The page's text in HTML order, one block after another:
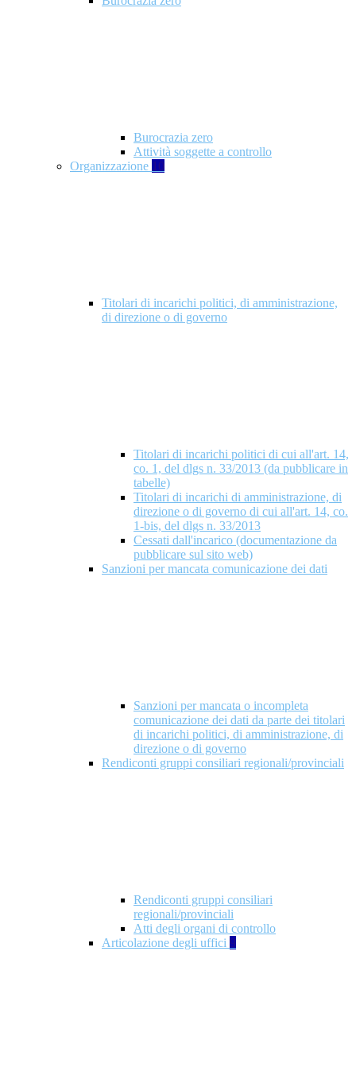
Burocrazia zero
Attività soggette a controllo
Organizzazione 10
Titolari di incarichi politici, di amministrazione,
di direzione o di governo
Titolari di incarichi politici di cui all'art. 14,
co. 1, del dlgs n. 33/2013 (da pubblicare in
tabelle)
Titolari di incarichi di amministrazione, di
direzione o di governo di cui all'art. 14, co.
1-bis, del dlgs n. 33/2013
Cessati dall'incarico (documentazione da
pubblicare sul sito web)
Sanzioni per mancata comunicazione dei dati
Sanzioni per mancata o incompleta
comunicazione dei dati da parte dei titolari
di incarichi politici, di amministrazione, di
direzione o di governo
Rendiconti gruppi consiliari regionali/provinciali
Rendiconti gruppi consiliari
regionali/provinciali
Atti degli organi di controllo
Articolazione degli uffici 9